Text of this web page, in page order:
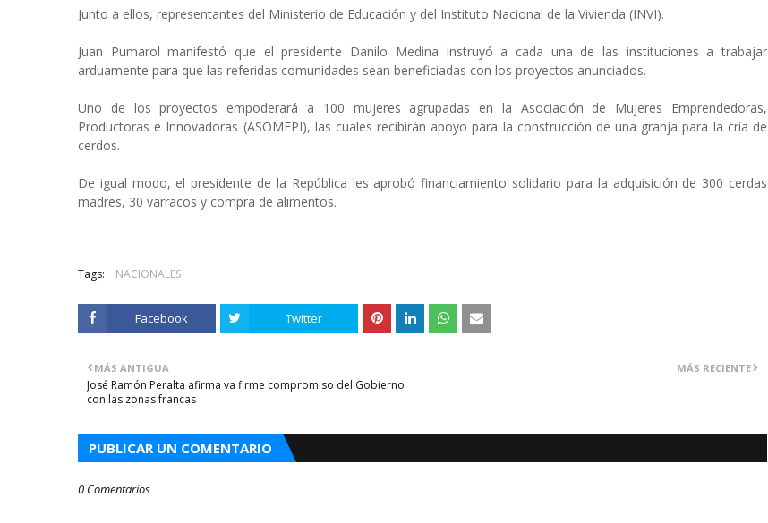
Junto a ellos, representantes del Ministerio de Educación y del Instituto Nacional de la Vivienda (INVI).
Juan Pumarol manifestó que el presidente Danilo Medina instruyó a cada una de las instituciones a trabajar
arduamente para que las referidas comunidades sean beneficiadas con los proyectos anunciados.
Uno de los proyectos empoderará a 100 mujeres agrupadas en la Asociación de Mujeres Emprendedoras,
Productoras e Innovadoras (ASOMEPI), las cuales recibirán apoyo para la construcción de una granja para la cría de
cerdos.
De igual modo, el presidente de la República les aprobó financiamiento solidario para la adquisición de 300 cerdas
madres, 30 varracos y compra de alimentos.
Tags: NACIONALES
Facebook Twitter
MÁS RECIENTE
MÁS ANTIGUA
José Ramón Peralta afirma va firme compromiso del Gobierno
con las zonas francas
PUBLICAR UN COMENTARIO
0 Comentarios